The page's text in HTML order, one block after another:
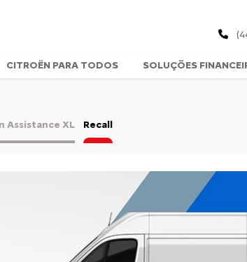
CITROËN PARA TODOS SOLUÇÕES
Assistance XL Recall